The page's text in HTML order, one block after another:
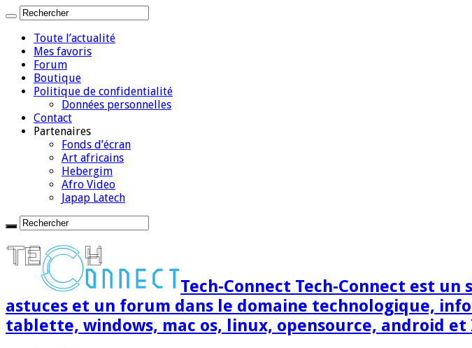
Toute l’actualité
Mes favoris
Forum
Boutique
Politique de confidentialité
Données personnelles
Contact
Partenaires
Fonds d’écran
Art africains
Hebergim
Afro Video
Japap Latech
Tech-Connect Tech-Connect est
astuces et un forum dans le domaine technologique,
tablette, windows, mac os, linux, opensource, android et